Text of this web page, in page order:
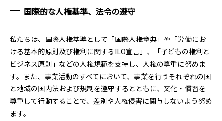
国際的な人権基準、法令の遵守
私たちは、国際人権基準として「国際人権章典」や「労働にお
ける基本的原則及び権利に関するILO宣言」、「子どもの権利と
ビジネス原則」などの人権規範を支持し、人権の尊重に努めま
す。また、事業活動のすべてにおいて、事業を行うそれぞれの国
と地域の国内法および規制を遵守するとともに、文化・慣習を
尊重して行動することで、差別や人権侵害に関与しないよう努め
ます。